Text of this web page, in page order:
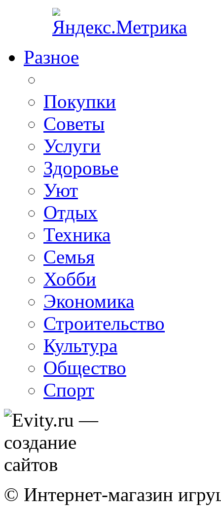
Разное
Покупки
Советы
Услуги
Здоровье
Уют
Отдых
Техника
Семья
Хобби
Экономика
Строительство
Культура
Общество
Спорт
© Интернет-магазин